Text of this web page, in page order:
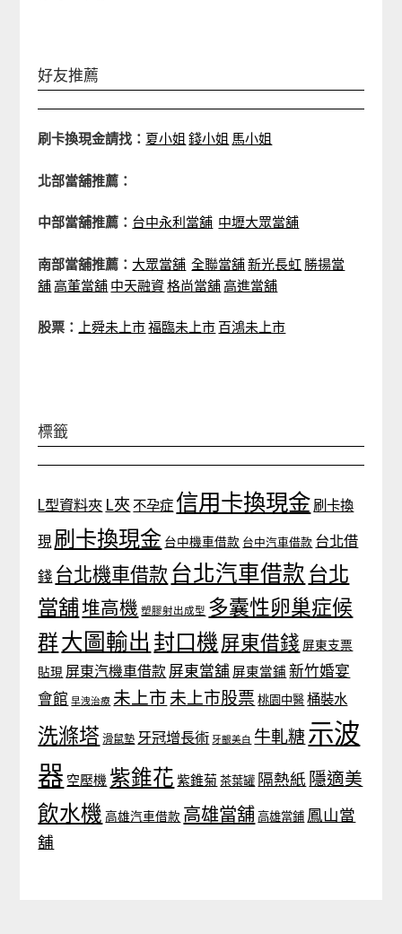
好友推薦
刷卡換現金請找： 夏小姐 錢小姐 馬小姐
北部當舖推薦：
中部當舖推薦： 台中永利當舖 中壢大眾當舖
南部當舖推薦： 大眾當舖 全聯當舖新光長虹 勝揚當
舖高董當舖 中天融資格尚當舖高進當舖
股票： 上舜未上市福臨未上市 百鴻未上市
標籤
L型資料夾 L夾 不孕症 信用卡換現金 刷卡換
現 刷卡換現金 台中機車借款 台中汽車借款 台北借
錢 台北機車借款 台北汽車借款 台北
當舖堆高機 塑膠射出成型 多囊性卵巢症候
群大圖輸出 封口機 屏東借錢 屏東支票
貼現 屏東汽機車借款 屏東當舖 屏東當鋪 新竹婚宴
會館 早洩治療 未上市 未上市股票 桃園中醫 桶裝水
洗滌塔 滑鼠墊 牙冠增長術 牙齦美白 牛軋糖示波
器 空壓機 紫錐花 紫錐菊 茶葉罐 隔熱紙 隱適美
飲水機 高雄汽車借款 高雄當舖 高雄當鋪 鳳山當
舖